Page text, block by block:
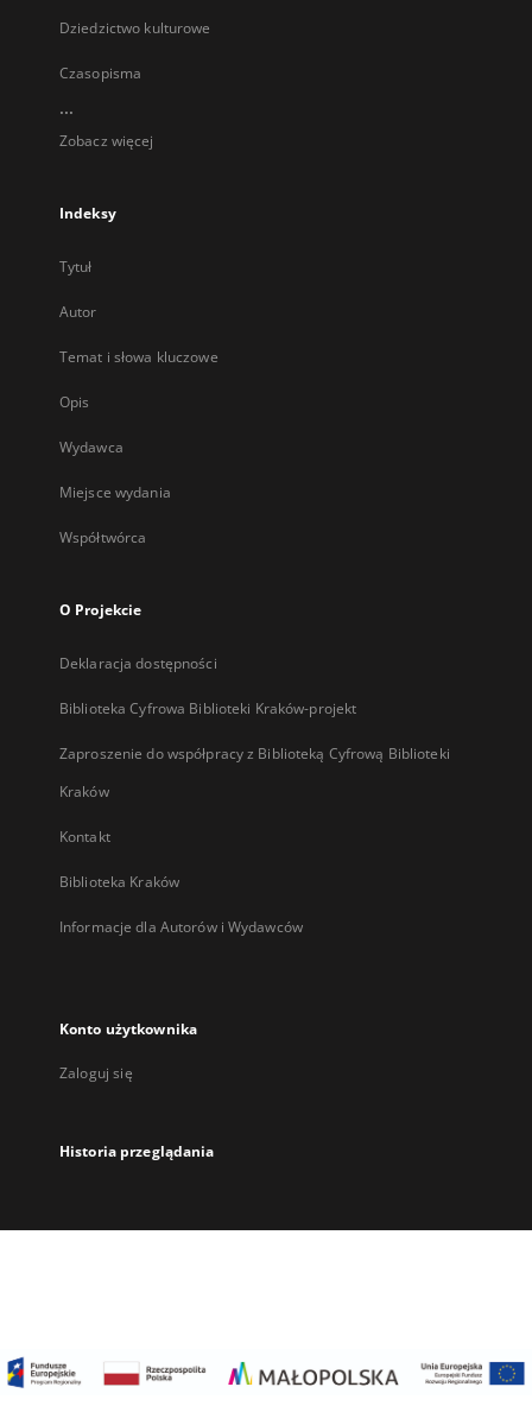
Dziedzictwo kulturowe
Czasopisma
...
Zobacz więcej
Indeksy
Tytuł
Autor
Temat i słowa kluczowe
Opis
Wydawca
Miejsce wydania
Współtwórca
O Projekcie
Deklaracja dostępności
Biblioteka Cyfrowa Biblioteki Kraków-projekt
Zaproszenie do współpracy z Biblioteką Cyfrową Biblioteki
Kraków
Kontakt
Biblioteka Kraków
Informacje dla Autorów i Wydawców
Konto użytkownika
Zaloguj się
Historia przeglądania